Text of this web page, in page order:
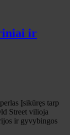
ir
Įsikūręs tarp
Street vilioja
ir gyvybingos